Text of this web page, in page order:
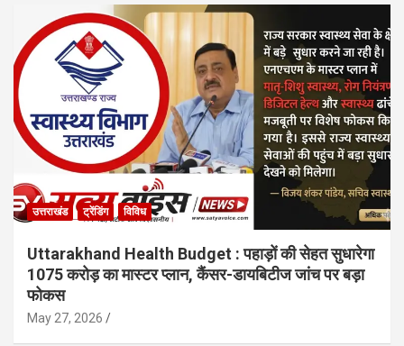
उत्तराखंड ट्रेंडिंग विविध
Uttarakhand Health Budget : पहाड़ों की सेहत सुधारेगा
1075 करोड़ का मास्टर प्लान, कैंसर-डायबिटीज जांच पर बड़ा
फोकस
May 27, 2026